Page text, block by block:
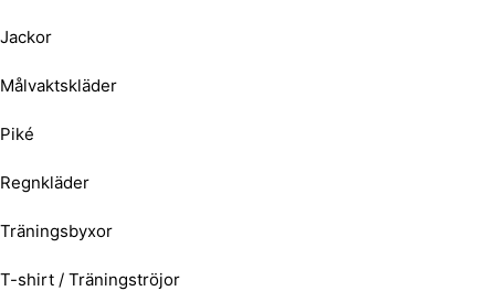
Jackor
Målvaktskläder
Piké
Regnkläder
Träningsbyxor
T-shirt / Träningströjor